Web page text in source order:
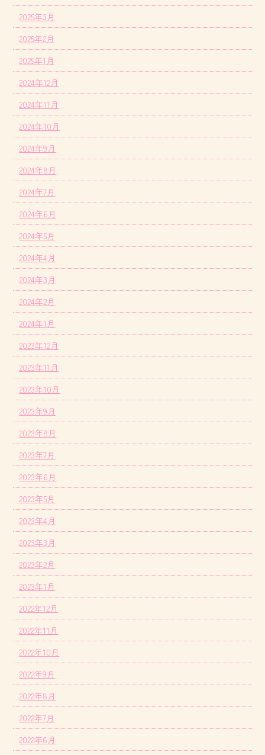
2025年3月
2025年2月
2025年1月
2024年12月
2024年11月
2024年10月
2024年9月
2024年8月
2024年7月
2024年6月
2024年5月
2024年4月
2024年3月
2024年2月
2024年1月
2023年12月
2023年11月
2023年10月
2023年9月
2023年8月
2023年7月
2023年6月
2023年5月
2023年4月
2023年3月
2023年2月
2023年1月
2022年12月
2022年11月
2022年10月
2022年9月
2022年8月
2022年7月
2022年6月